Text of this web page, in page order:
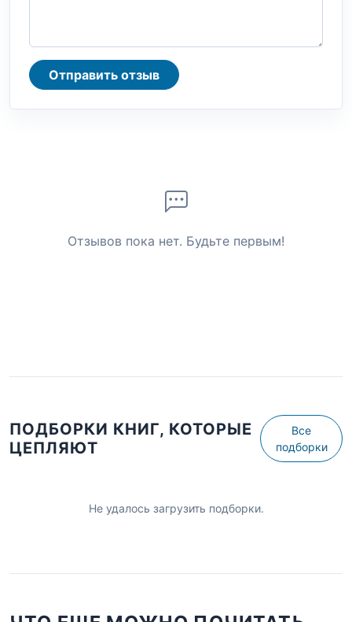
Отправить отзыв
Отзывов пока нет. Будьте первым!
ПОДБОРКИ КНИГ, КОТОРЫЕ
ЦЕПЛЯЮТ
Все
подборки
Не удалось загрузить подборки.